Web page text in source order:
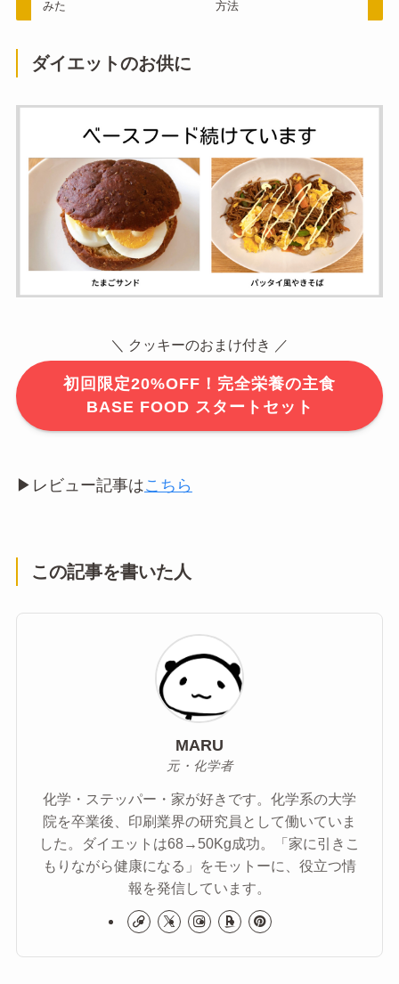
みた
方法
ダイエットのお供に
＼ クッキーのおまけ付き ／
初回限定20%OFF！完全栄養の主食
BASE FOOD スタートセット
▶︎レビュー記事はこちら
この記事を書いた人
MARU
元・化学者
化学・ステッパー・家が好きです。化学系の大学
院を卒業後、印刷業界の研究員として働いていま
した。ダイエットは68→50Kg成功。「家に引きこ
もりながら健康になる」をモットーに、役立つ情
報を発信しています。